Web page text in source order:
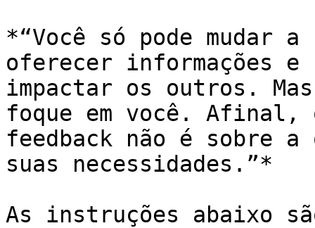
*“Você só pode mudar
oferecer informações e
impactar os outros.
foque em você. Afinal,
feedback não é sobre
suas necessidades.”*
As instruções abaixo